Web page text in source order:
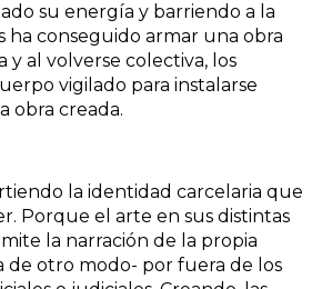
su energía y barriendo a la
ha conseguido armar una obra
y al volverse colectiva, los
vigilado para instalarse
obra creada.
la identidad carcelaria que
Porque el arte en sus distintas
la narración de la propia
de otro modo- por fuera de los